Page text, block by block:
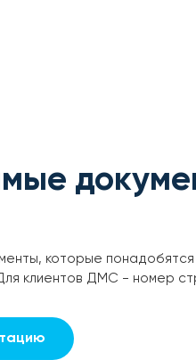
которые понадобятся
клиентов ДМС - номер